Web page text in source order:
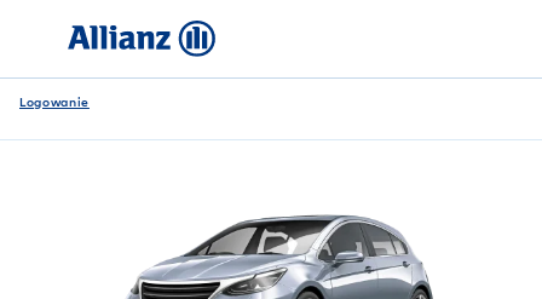
Logowanie